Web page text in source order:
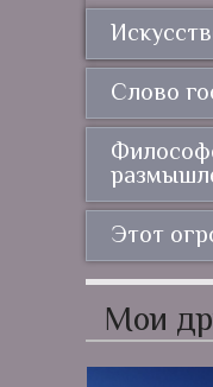
Слово
Этот
Мои